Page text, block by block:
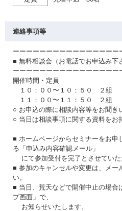
連絡事項等
ーーーーーーーーーーーーーーーー
■ 無料相談会（お電話でお申込み下
ーーーーーーーーーーーーーーーー
開催時間・定員
１０：００〜１０：５０ ２組
１１：００〜１１：５０ ２組
○ お申込の際に相談内容等をお聞き
○ 当日は相談事項に関する資料をお
■ ホームページからセミナーをお申
る「申込み内容確認メール」
にて参加受付を完了とさせていた
■ 参加のキャンセルや変更は、メー
い。
■ 当日、荒天などで開催中止の場合
プ画面」で、
お知らせいたします。